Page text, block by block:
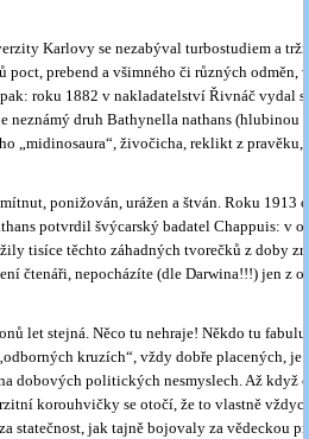
Karlovy se nezabýval turbostudiem a
prebend a všimného či různých odměn,
roku 1882 v nakladatelství Řivnáč vydal
neznámý druh Bathynella nathans (hlubinou
„midinosaura“, živočicha, reklikt z pravěku,
ponižován, urážen a štván. Roku 1913
potvrdil švýcarský badatel Chappuis: v
tisíce těchto záhadných tvorečků z doby
čtenáři, nepocházíte (dle Darwina!!!) jen z
let stejná. Něco tu nehraje! Někdo tu
kruzích“, vždy dobře placených, je
dobových politických nesmyslech. Až když
korouhvičky se otočí, že to vlastně
statečnost, jak tajně bojovaly za vědeckou